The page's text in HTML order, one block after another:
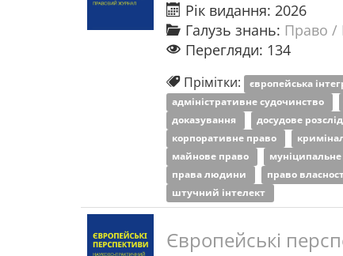
Рік видання: 2026
Галузь знань: Право /
Перегляди: 134
Прімітки: європейська
адміністративне судочинство
доказування
досудове
корпоративне право
майнове право
права людини
право
штучний інтелект
Європейські